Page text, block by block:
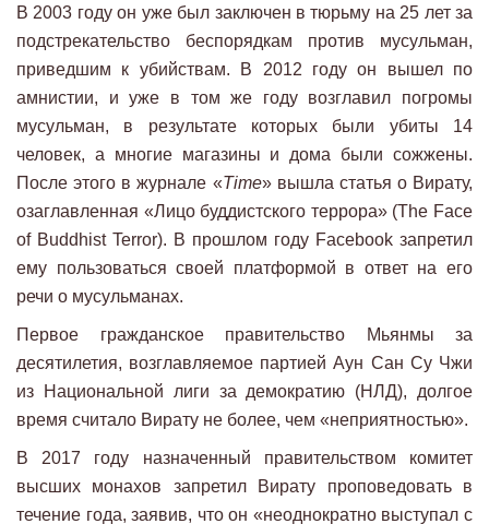
В 2003 году он уже был заключен в тюрьму на 25 лет за
подстрекательство беспорядкам против мусульман,
приведшим к убийствам. В 2012 году он вышел по
амнистии, и уже в том же году возглавил погромы
мусульман, в результате которых были убиты 14
человек, а многие магазины и дома были сожжены.
После этого в журнале «Time» вышла статья о Вирату,
озаглавленная «Лицо буддистского террора» (The Face
of Buddhist Terror). В прошлом году Facebook запретил
ему пользоваться своей платформой в ответ на его
речи о мусульманах.
Первое гражданское правительство Мьянмы за
десятилетия, возглавляемое партией Аун Сан Су Чжи
из Национальной лиги за демократию (НЛД), долгое
время считало Вирату не более, чем «неприятностью».
В 2017 году назначенный правительством комитет
высших монахов запретил Вирату проповедовать в
течение года, заявив, что он «неоднократно выступал с